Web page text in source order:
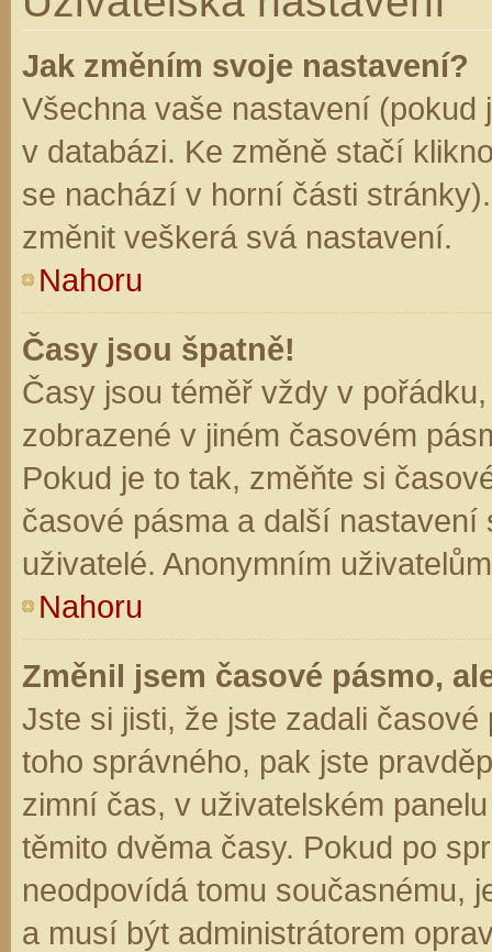
Jak změním svoje nastavení?
Všechna vaše nastavení (pokud
v databázi. Ke změně stačí
se nachází v horní části
změnit veškerá svá nastavení.
Nahoru
Časy jsou špatně!
Časy jsou téměř vždy v
zobrazené v jiném časovém
Pokud je to tak, změňte si
časové pásma a další
uživatelé. Anonymním
Nahoru
Změnil jsem časové pásmo,
Jste si jisti, že jste zadali
toho správného, pak jste
zimní čas, v uživatelském
těmito dvěma časy. Pokud po
neodpovídá tomu současnému,
a musí být administrátorem